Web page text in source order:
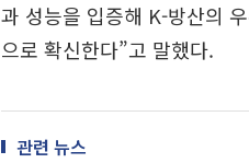
과 성능을 입증해 K-방산의
으로 확신한다”고 말했다.
관련 뉴스